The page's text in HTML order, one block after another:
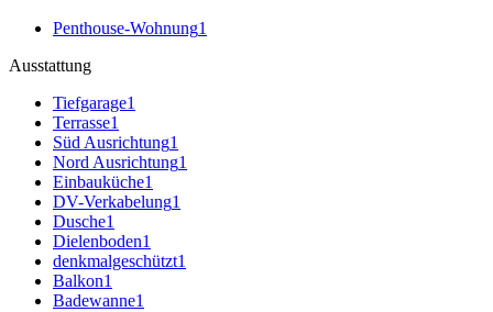
Penthouse-Wohnung1
Ausstattung
Tiefgarage1
Terrasse1
Süd Ausrichtung1
Nord Ausrichtung1
Einbauküche1
DV-Verkabelung1
Dusche1
Dielenboden1
denkmalgeschützt1
Balkon1
Badewanne1